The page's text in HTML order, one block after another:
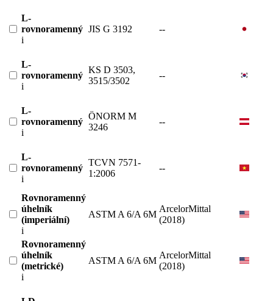
L-
rovnoramenný
i
JIS G 3192 --
L-
rovnoramenný
i
KS D 3503,
3515/3502
--
L-
rovnoramenný
i
ÖNORM M
3246
--
L-
rovnoramenný
i
TCVN 7571-
1:2006
--
Rovnoramenný
úhelník
(imperiální)
i
ASTM A 6/A 6M
ArcelorMittal
(2018)
Rovnoramenný
úhelník
(metrické)
i
ASTM A 6/A 6M
ArcelorMittal
(2018)